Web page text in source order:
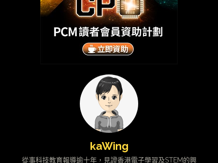
kaWing
從事科技教育報導逾十年，見證香港電子學習及STEM的興